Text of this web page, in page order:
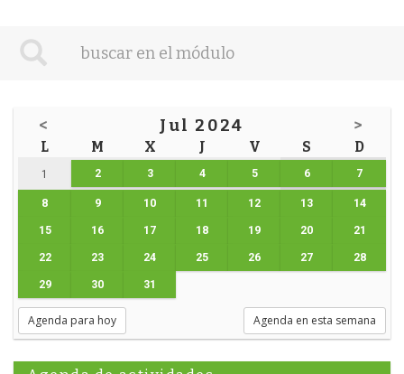
< Jul 2024 >
L M X J V S D
1 2 3 4 5 6 7
8 9 10 11 12 13 14
15 16 17 18 19 20 21
22 23 24 25 26 27 28
29 30 31
Agenda para hoy Agenda en esta semana